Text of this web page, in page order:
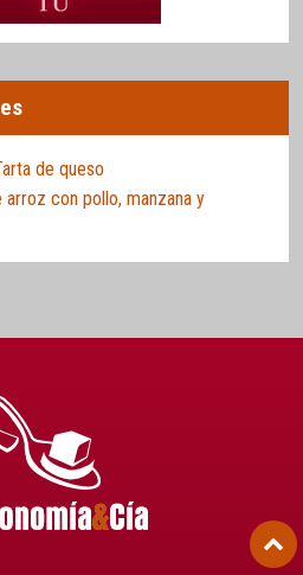
de queso
arroz con pollo, manzana y